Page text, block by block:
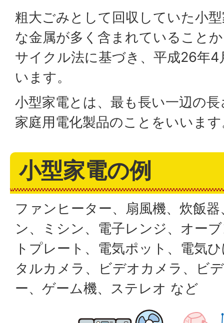
粗大ごみとして回収していた小
な金属が多く含まれていること
サイクル法に基づき、平成26年
います。
小型家電とは、最も長い一辺の
家庭用電化製品のことをいいま
小型家電の例
ファンヒーター、扇風機、炊飯
ン、ミシン、電子レンジ、オー
トプレート、電気ポット、電気
タルカメラ、ビデオカメラ、ビ
ー、ゲーム機、ステレオ など